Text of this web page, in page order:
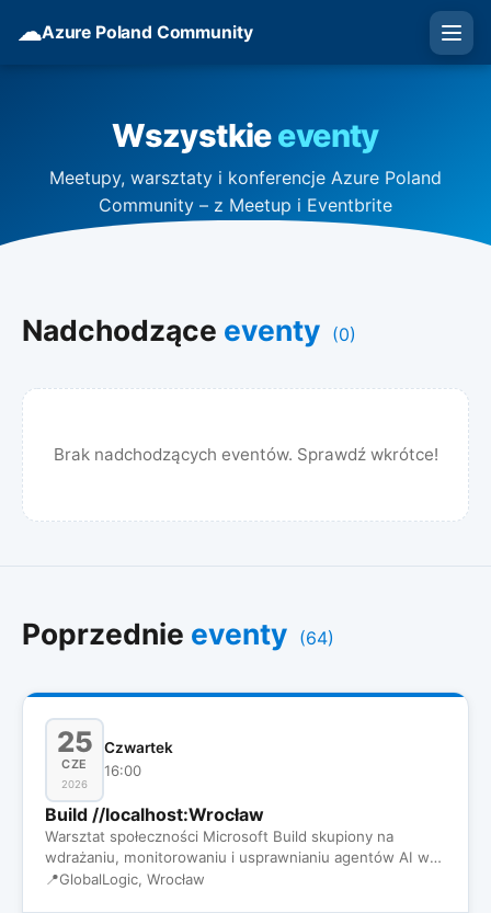
☁Azure Poland Community
Wszystkieeventy
Meetupy, warsztaty i konferencje Azure Poland
Community – z Meetup i Eventbrite
Nadchodzące eventy (0)
Brak nadchodzących eventów. Sprawdź wkrótce!
Poprzednie eventy (64)
25
CZE
2026
Czwartek
16:00
Build //localhost:Wrocław
Warsztat społeczności Microsoft Build skupiony na
wdrażaniu, monitorowaniu i usprawnianiu agentów AI w
środowisku produk…
📍GlobalLogic, Wrocław